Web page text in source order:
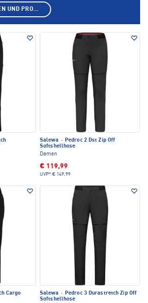
Salewa · Pedroc 2 Dst Zip Off
Softshellhose
Damen
€ 119,99
UVP* € 149,99
Cargo
Salewa · Pedroc 3 Durastretch Zip Off
Softshellhose
SHOP AUSWÄHLEN UND PRODUKTE ANZEIGEN